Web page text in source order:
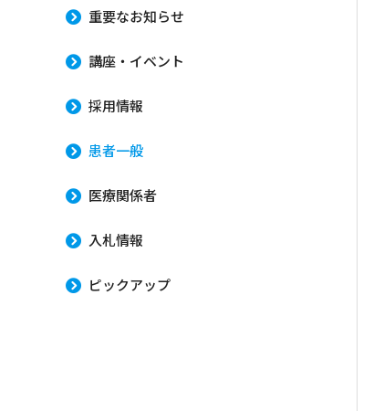
重要なお知らせ
講座・イベント
採用情報
患者一般
医療関係者
入札情報
ピックアップ